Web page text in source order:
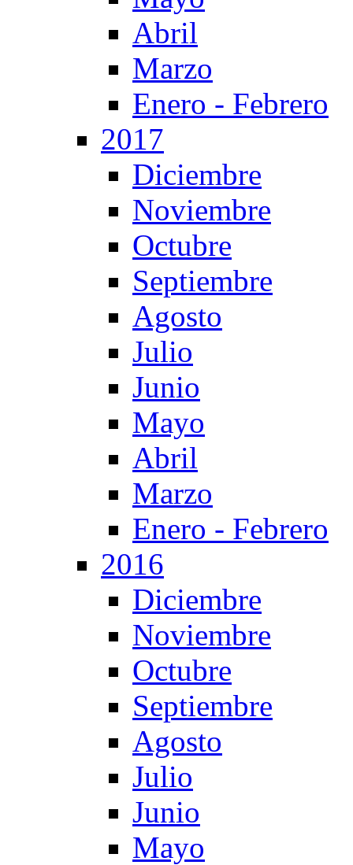
Abril
Marzo
Enero - Febrero
2017
Diciembre
Noviembre
Octubre
Septiembre
Agosto
Julio
Junio
Mayo
Abril
Marzo
Enero - Febrero
2016
Diciembre
Noviembre
Octubre
Septiembre
Agosto
Julio
Junio
Mayo